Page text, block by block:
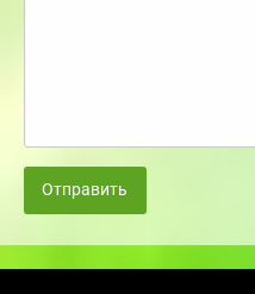
Отправить